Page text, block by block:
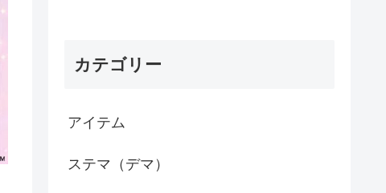
カテゴリー
アイテム
ステマ（デマ）